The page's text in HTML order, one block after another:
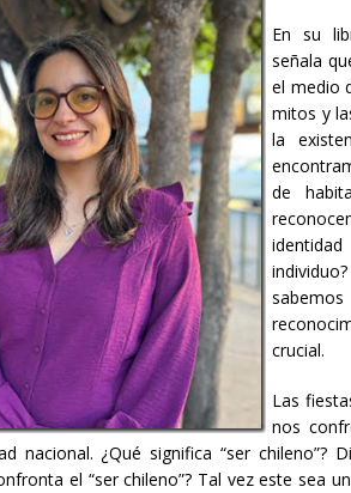
En su
señala
el medio
mitos y
la
de
crucial.
Las
nos
nacional. ¿Qué significa “ser
el “ser chileno”? Tal vez este sea